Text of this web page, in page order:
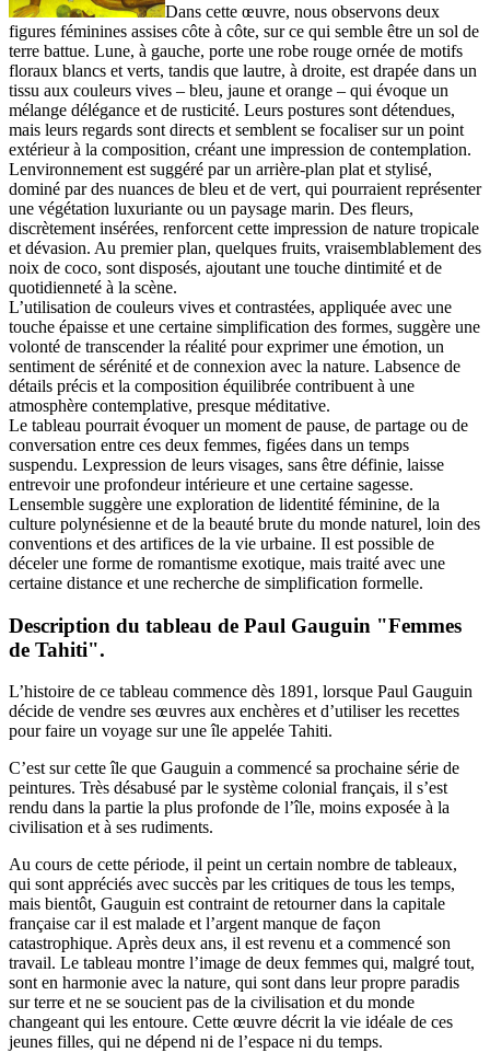
Dans cette œuvre, nous observons deux
figures féminines assises côte à côte, sur ce qui semble être un sol de
terre battue. Lune, à gauche, porte une robe rouge ornée de motifs
floraux blancs et verts, tandis que lautre, à droite, est drapée dans un
tissu aux couleurs vives – bleu, jaune et orange – qui évoque un
mélange délégance et de rusticité. Leurs postures sont détendues,
mais leurs regards sont directs et semblent se focaliser sur un point
extérieur à la composition, créant une impression de contemplation.
Lenvironnement est suggéré par un arrière-plan plat et stylisé,
dominé par des nuances de bleu et de vert, qui pourraient représenter
une végétation luxuriante ou un paysage marin. Des fleurs,
discrètement insérées, renforcent cette impression de nature tropicale
et dévasion. Au premier plan, quelques fruits, vraisemblablement des
noix de coco, sont disposés, ajoutant une touche dintimité et de
quotidienneté à la scène.
L’utilisation de couleurs vives et contrastées, appliquée avec une
touche épaisse et une certaine simplification des formes, suggère une
volonté de transcender la réalité pour exprimer une émotion, un
sentiment de sérénité et de connexion avec la nature. Labsence de
détails précis et la composition équilibrée contribuent à une
atmosphère contemplative, presque méditative.
Le tableau pourrait évoquer un moment de pause, de partage ou de
conversation entre ces deux femmes, figées dans un temps
suspendu. Lexpression de leurs visages, sans être définie, laisse
entrevoir une profondeur intérieure et une certaine sagesse.
Lensemble suggère une exploration de lidentité féminine, de la
culture polynésienne et de la beauté brute du monde naturel, loin des
conventions et des artifices de la vie urbaine. Il est possible de
déceler une forme de romantisme exotique, mais traité avec une
certaine distance et une recherche de simplification formelle.
Description du tableau de Paul Gauguin "Femmes
de Tahiti".
L’histoire de ce tableau commence dès 1891, lorsque Paul Gauguin
décide de vendre ses œuvres aux enchères et d’utiliser les recettes
pour faire un voyage sur une île appelée Tahiti.
C’est sur cette île que Gauguin a commencé sa prochaine série de
peintures. Très désabusé par le système colonial français, il s’est
rendu dans la partie la plus profonde de l’île, moins exposée à la
civilisation et à ses rudiments.
Au cours de cette période, il peint un certain nombre de tableaux,
qui sont appréciés avec succès par les critiques de tous les temps,
mais bientôt, Gauguin est contraint de retourner dans la capitale
française car il est malade et l’argent manque de façon
catastrophique. Après deux ans, il est revenu et a commencé son
travail. Le tableau montre l’image de deux femmes qui, malgré tout,
sont en harmonie avec la nature, qui sont dans leur propre paradis
sur terre et ne se soucient pas de la civilisation et du monde
changeant qui les entoure. Cette œuvre décrit la vie idéale de ces
jeunes filles, qui ne dépend ni de l’espace ni du temps.